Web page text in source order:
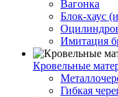
Вагонка
Блок-хаус
Имитация
Кровельные
Гибкая